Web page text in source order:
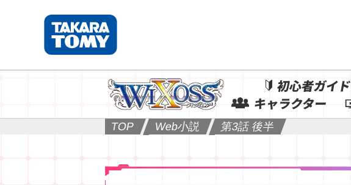
初心者ガイド
キャラクター
TOP Web小説 第3話 後半